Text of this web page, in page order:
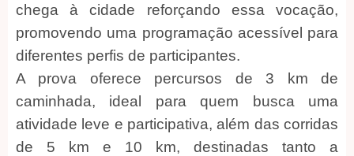
chega à cidade reforçando essa vocação,
promovendo uma programação acessível para
diferentes perfis de participantes.
A prova oferece percursos de 3 km de
caminhada, ideal para quem busca uma
atividade leve e participativa, além das corridas
de 5 km e 10 km, destinadas tanto a